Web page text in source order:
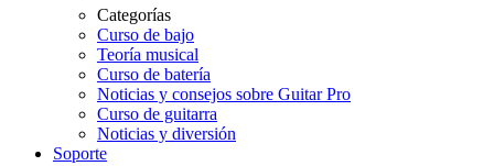
Categorías
Curso de bajo
Teoría musical
Curso de batería
Noticias y consejos sobre Guitar Pro
Curso de guitarra
Noticias y diversión
Soporte